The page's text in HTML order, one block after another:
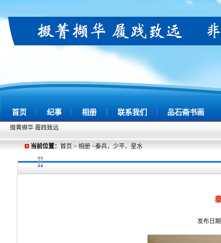
首页 纪事 相册 联系我们 品石斋书画
掇菁撷华 履践致远
当前位置： 首页 > 相册 >秦兵，少平、星水
发布日